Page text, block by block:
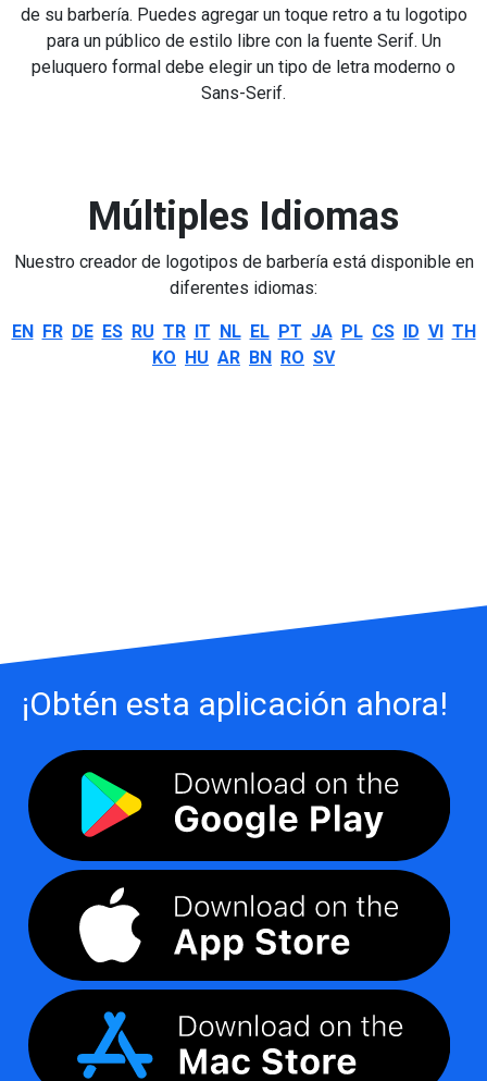
de su barbería. Puedes agregar un toque retro a tu logotipo
para un público de estilo libre con la fuente Serif. Un
peluquero formal debe elegir un tipo de letra moderno o
Sans-Serif.
Múltiples Idiomas
Nuestro creador de logotipos de barbería está disponible en
diferentes idiomas:
EN FR DE ES RU TR IT NL EL PT JA PL CS ID VI TH
KO HU AR BN RO SV
¡Obtén esta aplicación ahora!